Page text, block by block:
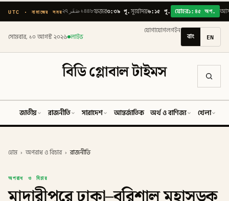
UTC · নামাজের সময় ২৭ صَفَر ১৪৪৮ফজর৩:৩৯ পূ.সূর্যোদয়৬:১৫ পূ. যোহর১:৪৫ অপ.
সোমবার, ১০ আগস্ট ২০২৬ লাইভ
যোগাযোগলগইন
বাং EN
বিডি গ্লোবাল টাইমস
জাতীয় রাজনীতি সারাদেশ আন্তর্জাতিক অর্থ ও বাণিজ্য খেলা
হোম › অপরাধ ও বিচার › রাজনীতি
অপরাধ ও বিচার